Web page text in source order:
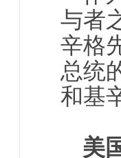
与者
辛格
总统
和基
美